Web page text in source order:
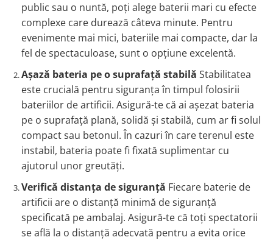
public sau o nuntă, poți alege baterii mari cu efecte
complexe care durează câteva minute. Pentru
evenimente mai mici, bateriile mai compacte, dar la
fel de spectaculoase, sunt o opțiune excelentă.
Așază bateria pe o suprafață stabilă Stabilitatea
este crucială pentru siguranța în timpul folosirii
bateriilor de artificii. Asigură-te că ai așezat bateria
pe o suprafață plană, solidă și stabilă, cum ar fi solul
compact sau betonul. În cazuri în care terenul este
instabil, bateria poate fi fixată suplimentar cu
ajutorul unor greutăți.
Verifică distanța de siguranță Fiecare baterie de
artificii are o distanță minimă de siguranță
specificată pe ambalaj. Asigură-te că toți spectatorii
se află la o distanță adecvată pentru a evita orice